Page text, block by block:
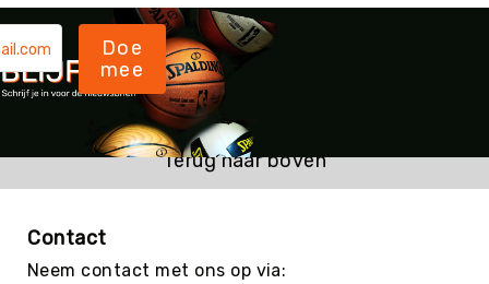
Zaalvoetbal
Zaalvoetballen
Zeskamp
Zwemmen
BALLEN
Sportballen
American
Beachvolleyballen
Doe
mee
Terug naar boven
Contact
Neem contact met ons op via: